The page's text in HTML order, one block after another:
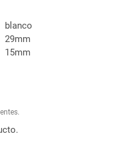
blanco
29mm
15mm